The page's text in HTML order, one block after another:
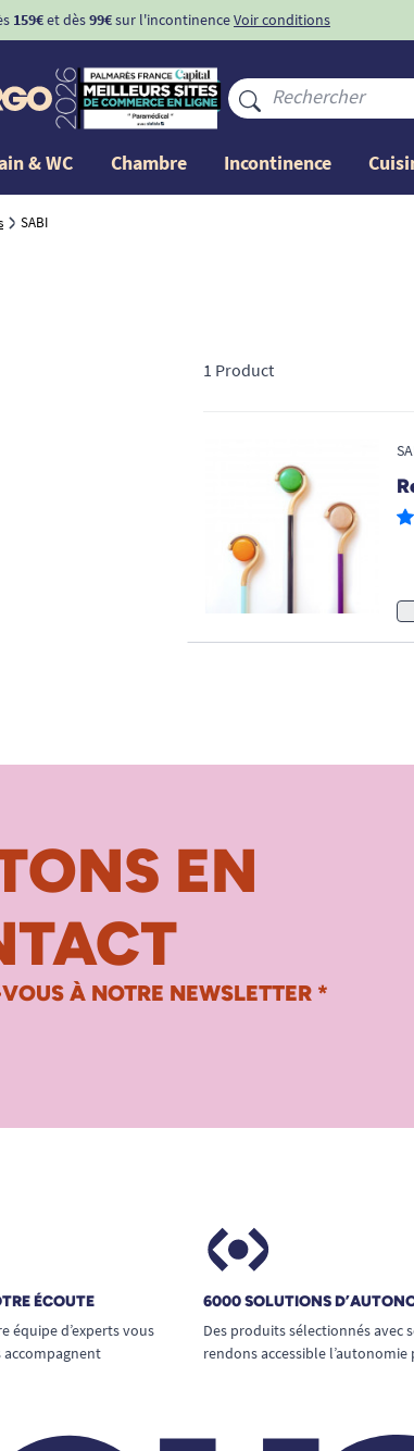
159€et dès99€sur l'incontinenceVoir conditions
& WC Chambre Incontinence
SABI
1 Product
EN
À NOTRE NEWSLETTER *
ÉCOUTE
équipe d’experts vous
6000 SOLUTIONS
Des produits sélectionnés avec
rendons accessible l’autonomie